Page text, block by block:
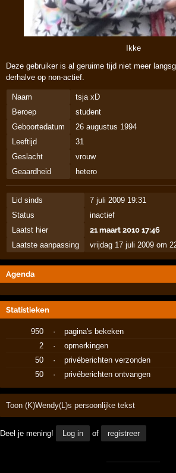
Ikke
Deze gebruiker is al geruime tijd niet meer
derhalve op non-actief.
Naam
tsja xD
Beroep
student
Geboortedatum
26 augustus 1994
Leeftijd
31
Geslacht
vrouw
Geaardheid
hetero
Lid sinds
7 juli 2009 19:31
Status
inactief
Laatst hier
21 maart 2010 17:46
Laatste aanpassing
vrijdag 17 juli 2009 om
Agenda
Statistieken
950 ·
pagina's bekeken
2
·
opmerkingen
50
·
privéberichten verzonden
50
· privéberichten ontvangen
Toon (K)Wendy(L)s persoonlijke tekst
Deel je mening! Log in of registreer